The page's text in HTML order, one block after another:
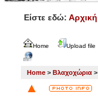
Είστε εδώ: Αρχική
Home Upload file
Home > Βλαχοχώρια >